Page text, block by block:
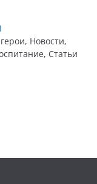
Новости,
Статьи